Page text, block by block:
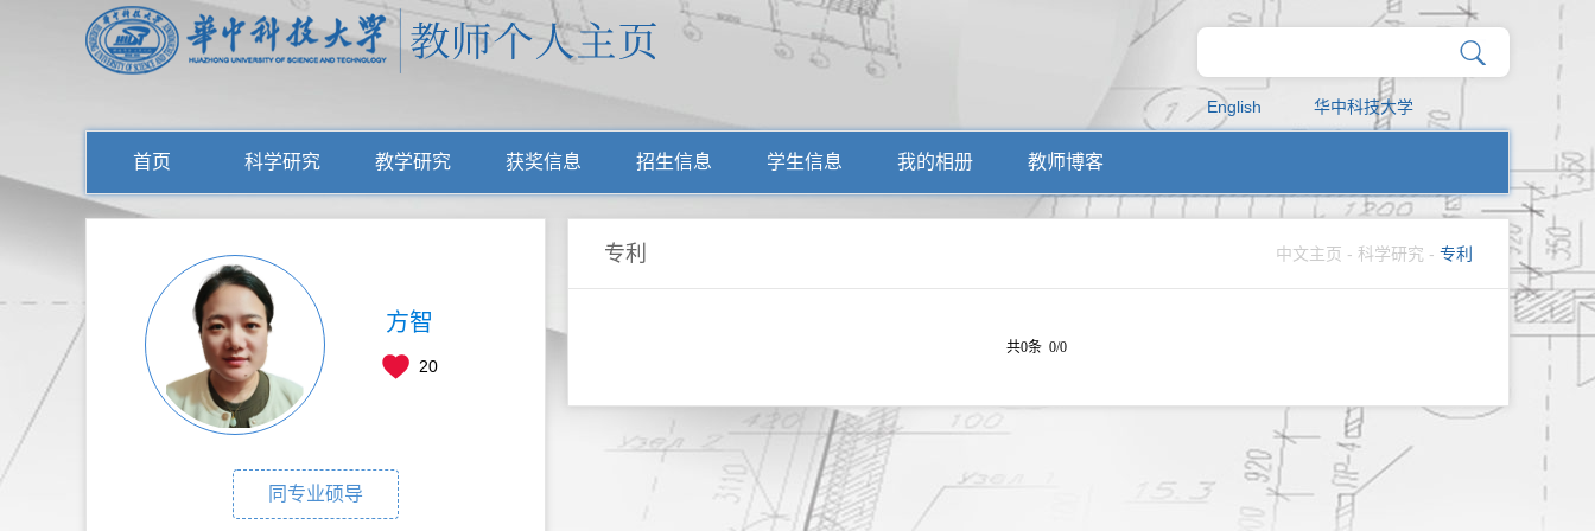
English 华中科技大学
首页 科学研究 教学研究 获奖信息 招生信息 学生信息 我的相册 教师博客
方智
20
同专业硕导
专利 中文主页 - 科学研究 - 专利
共0条 0/0